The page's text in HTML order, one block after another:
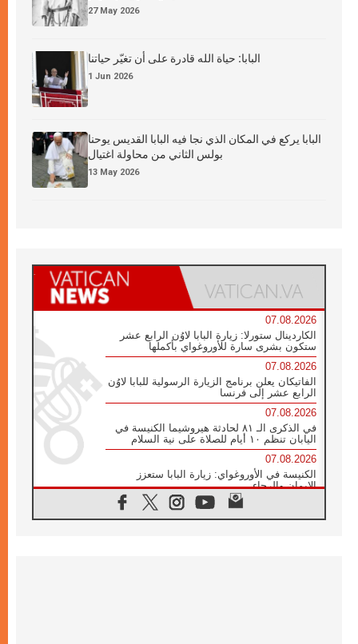
27 May 2026
البابا: حياة الله قادرة على أن تغيّر حياتنا
1 Jun 2026
البابا يركع في المكان الذي نجا فيه البابا القديس يوحنا
بولس الثاني من محاولة اغتيال
13 May 2026
07.08.2026
الكاردينال ستورلا: زيارة البابا لاوُن الرابع عشر
ستكون بشرى سارة للأوروغواي بأكملها
07.08.2026
الفاتيكان يعلن برنامج الزيارة الرسولية للبابا لاوُن
الرابع عشر إلى فرنسا
07.08.2026
في الذكرى الـ ٨١ لحادثة هيروشيما الكنيسة في
اليابان تنظم ١٠ أيام للصلاة على نية السلام
07.08.2026
الكنيسة في الأوروغواي: زيارة البابا ستعزز
الإيمان والرجاء
الاجتماع الشهري للمطارنة الموارنة